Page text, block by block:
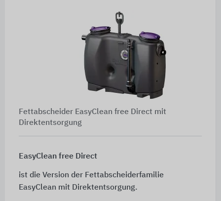
Fettabscheider EasyClean free Direct mit
Direktentsorgung
EasyClean free Direct
ist die Version der Fettabscheiderfamilie
EasyClean mit Direktentsorgung.